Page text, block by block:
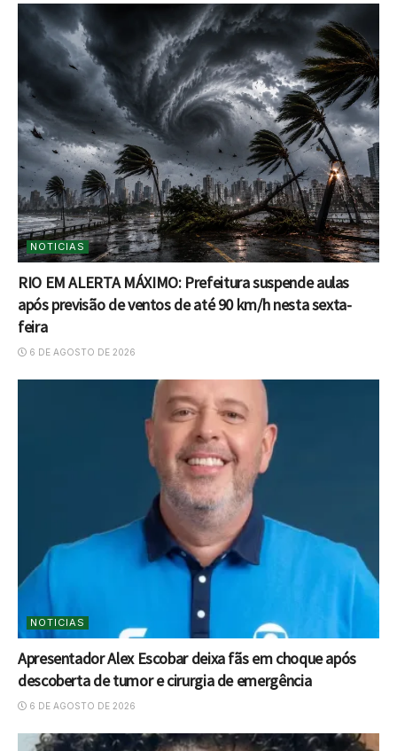
NOTICIAS
RIO EM ALERTA MÁXIMO: Prefeitura suspende aulas
após previsão de ventos de até 90 km/h nesta sexta-
feira
6 DE AGOSTO DE 2026
NOTICIAS
Apresentador Alex Escobar deixa fãs em choque após
descoberta de tumor e cirurgia de emergência
6 DE AGOSTO DE 2026